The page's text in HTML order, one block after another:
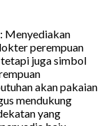
Menyediakan
perempuan
juga simbol
akan pakaian
mendukung
yang